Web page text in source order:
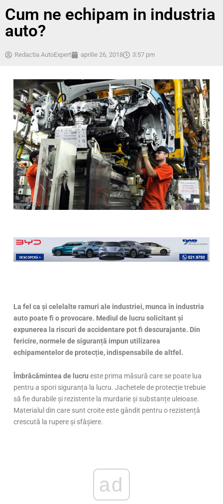
Cum ne echipam in industria
auto?
Redactia AutoExpert aprilie 26, 2018 3:57 pm
La fel ca și celelalte ramuri ale industriei, munca în industria
auto poate fi o provocare. Mediul de lucru solicitant și
expunerea la riscuri de accidentare pot fi descurajante. Din
fericire, normele de siguranță impun utilizarea
echipamentelor de protecție, indispensabile de altfel.
Îmbrăcămintea de lucru este prima măsură care se poate lua
pentru a spori siguranța la lucru. Jachetele de protecție trebuie
să fie durabile și rezistente la murdarie și substanțe uleioase.
Materialul din care sunt croite este gândit pentru o rezistență
crescută la rupere și sfâșiere.
ad